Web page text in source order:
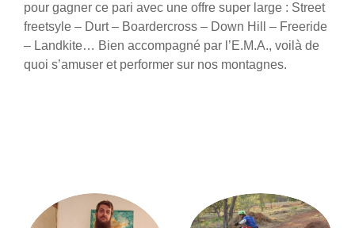
pour gagner ce pari avec une offre super large : Street
freetsyle – Durt – Boardercross – Down Hill – Freeride
– Landkite… Bien accompagné par l’E.M.A., voilà de
quoi s’amuser et performer sur nos montagnes.